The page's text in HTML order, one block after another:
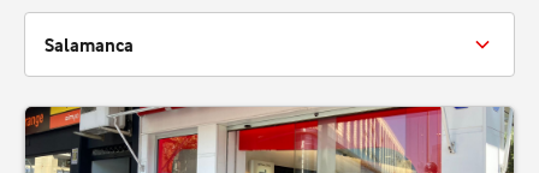
Salamanca
Salamanca